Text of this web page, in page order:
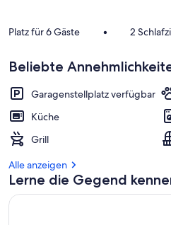
Platz für 6 Gäste • 2
Beliebte
Garagenstellplatz verfügbar
Küche
Grill
Alle anzeigen
Lerne die Gegend